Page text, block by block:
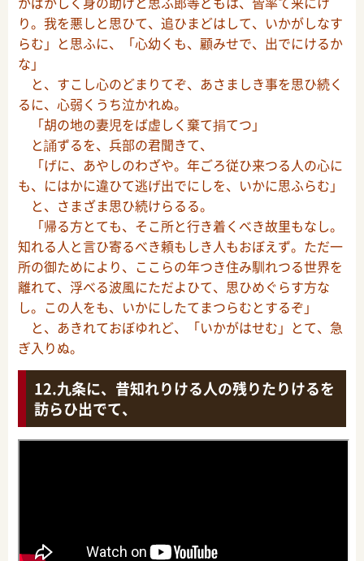
り。我を悪しと思ひて、追ひまどはして、いかがしなす
らむ」と思ふに、「心幼くも、顧みせで、出でにけるか
な」
と、すこし心のどまりてぞ、あさましき事を思ひ続く
るに、心弱くうち泣かれぬ。
「胡の地の妻児をば虚しく棄て捐てつ」
と誦ずるを、兵部の君聞きて、
「げに、あやしのわざや。年ごろ従ひ来つる人の心に
も、にはかに違ひて逃げ出でにしを、いかに思ふらむ」
と、さまざま思ひ続けらるる。
「帰る方とても、そこ所と行き着くべき故里もなし。
知れる人と言ひ寄るべき頼もしき人もおぼえず。ただ一
所の御ためにより、ここらの年つき住み馴れつる世界を
離れて、浮べる波風にただよひて、思ひめぐらす方な
し。この人をも、いかにしたてまつらむとするぞ」
と、あきれておぼゆれど、「いかがはせむ」とて、急
ぎ入りぬ。
九条に、昔知れりける人の残りたりけるを
訪らひ出でて、